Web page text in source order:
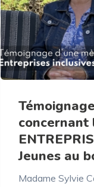
Jeunes au
Madame Sylvie